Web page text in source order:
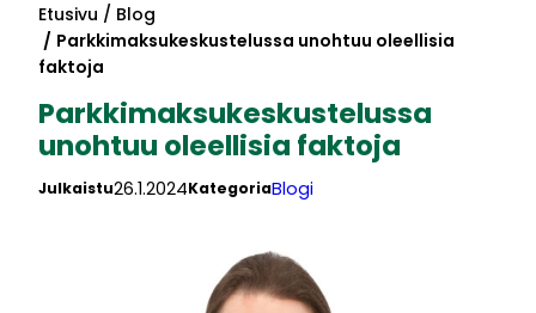
Etusivu
Blog
Parkkimaksukeskustelussa unohtuu oleellisia
faktoja
Parkkimaksukeskustelussa
unohtuu oleellisia faktoja
Julkaistu26.1.2024KategoriaBlogi